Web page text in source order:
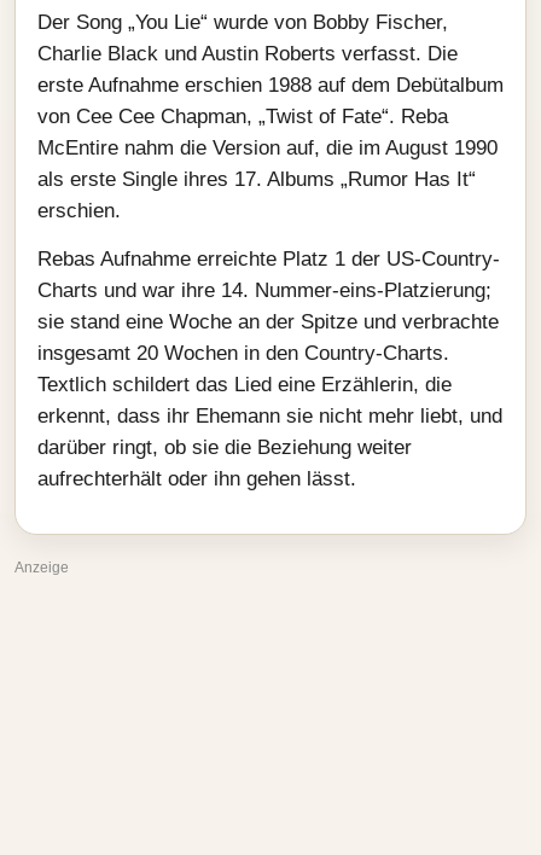
Der Song „You Lie“ wurde von Bobby Fischer,
Charlie Black und Austin Roberts verfasst. Die
erste Aufnahme erschien 1988 auf dem Debütalbum
von Cee Cee Chapman, „Twist of Fate“. Reba
McEntire nahm die Version auf, die im August 1990
als erste Single ihres 17. Albums „Rumor Has It“
erschien.
Rebas Aufnahme erreichte Platz 1 der US-Country-
Charts und war ihre 14. Nummer-eins-Platzierung;
sie stand eine Woche an der Spitze und verbrachte
insgesamt 20 Wochen in den Country-Charts.
Textlich schildert das Lied eine Erzählerin, die
erkennt, dass ihr Ehemann sie nicht mehr liebt, und
darüber ringt, ob sie die Beziehung weiter
aufrechterhält oder ihn gehen lässt.
Anzeige